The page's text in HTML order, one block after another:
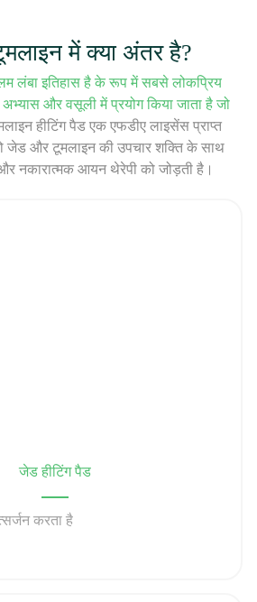
में क्या अंतर है?
लंबा इतिहास है के रूप में सबसे लोकप्रिय
और वसूली में प्रयोग किया जाता है जो
हीटिंग पैड एक एफडीए लाइसेंस प्राप्त
जेड और टूमलाइन की उपचार शक्ति के साथ
और नकारात्मक आयन थेरेपी को जोड़ती है।
जेड हीटिंग पैड
करता है